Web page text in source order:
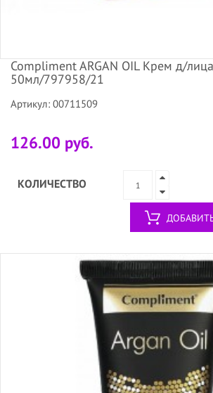
Compliment ARGAN OIL Крем д/
50мл/797958/21
Артикул: 00711509
126.00 руб.
КОЛИЧЕСТВО